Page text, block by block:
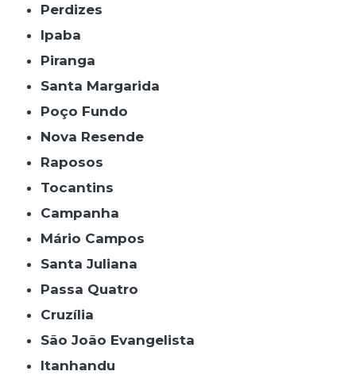
Perdizes
Ipaba
Piranga
Santa Margarida
Poço Fundo
Nova Resende
Raposos
Tocantins
Campanha
Mário Campos
Santa Juliana
Passa Quatro
Cruzília
São João Evangelista
Itanhandu